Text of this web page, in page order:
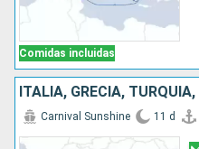
Comidas incluidas
Carnival Sunshine 11 d